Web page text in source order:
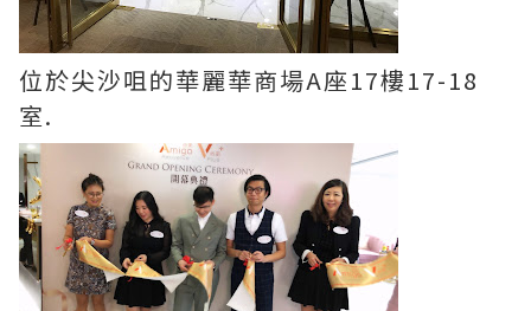
位於尖沙咀的華麗華商場A座17樓17-18
室.